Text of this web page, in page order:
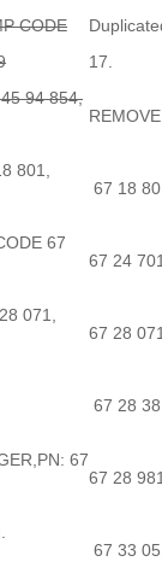
CODE
17.
94 854,
REMOVE
801,
67 18
67
67 24 701
071,
67 28 071
67 28
67
67 28 981
67 33